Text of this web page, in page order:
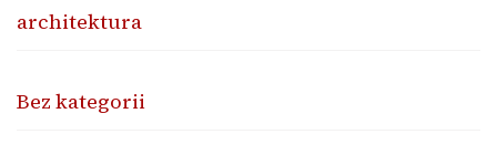
architektura
Bez kategorii